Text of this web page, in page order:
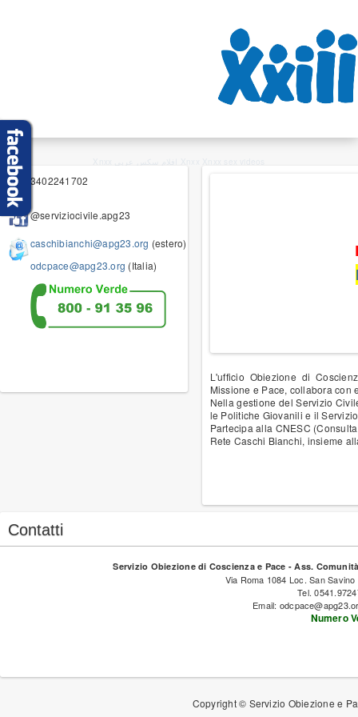
3402241702
@serviziocivile.apg23
caschibianchi@apg23.org (estero)
odcpace@apg23.org (Italia)
L'ufficio Obiezione di
Missione e Pace, collabora
Nella gestione del Servizio
le Politiche Giovanili e il
Partecipa alla CNESC
Rete Caschi Bianchi, insieme
Contatti
Servizio Obiezione di Coscienza e Pace - Ass.
Via Roma 1084 Loc. San
Tel.
Email:
Numero
Copyright © Servizio Obiezione e